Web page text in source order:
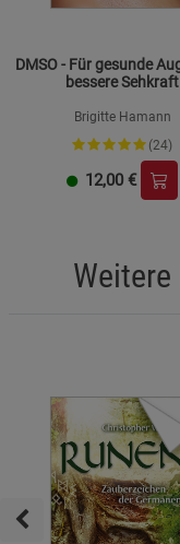
DMSO - Für gesunde
bessere Sehkraft
Brigitte Hamann
(24)
12,00 €